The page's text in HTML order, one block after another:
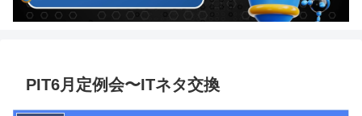
PIT6月定例会〜ITネタ交換